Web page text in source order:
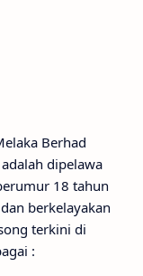
Berhad
dipelawa
18 tahun
berkelayakan
terkini di
: